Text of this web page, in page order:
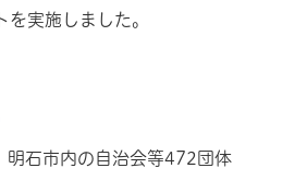
実施しました。
石市内の自治会等472団体